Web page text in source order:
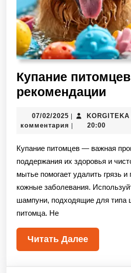
Купание
рекомендации
07/02/2025 | KORGITEKA
комментария | 20:00
Купание питомцев — важная процедура для
поддержания их здоровья и
мытье помогает удалить грязь и
кожные заболевания.
шампуни, подходящие для типа
питомца. Не
Читать Далее